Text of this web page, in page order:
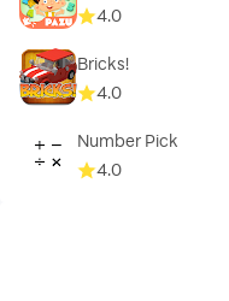
4.0
Bricks!
4.0
Number Pick
4.0